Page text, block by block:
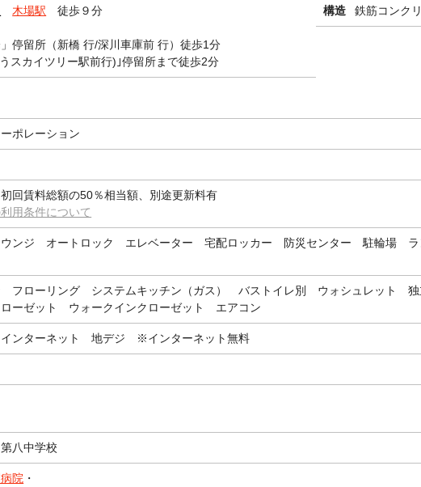
木場駅 徒歩９分
停留所（新橋 行/深川車庫前 行）徒歩1分
スカイツリー駅前行)｣停留所まで徒歩2分
構造 鉄筋コンク
ポレーション
回賃料総額の50％相当額、別途更新料有
用条件について
ンジ オートロック エレベーター 宅配ロッカー 防災センター 駐輪場 ラン
フローリング システムキッチン（ガス） バストイレ別 ウォシュレット
ーゼット ウォークインクローゼット エアコン
ンターネット 地デジ ※インターネット無料
八中学校
院 ・